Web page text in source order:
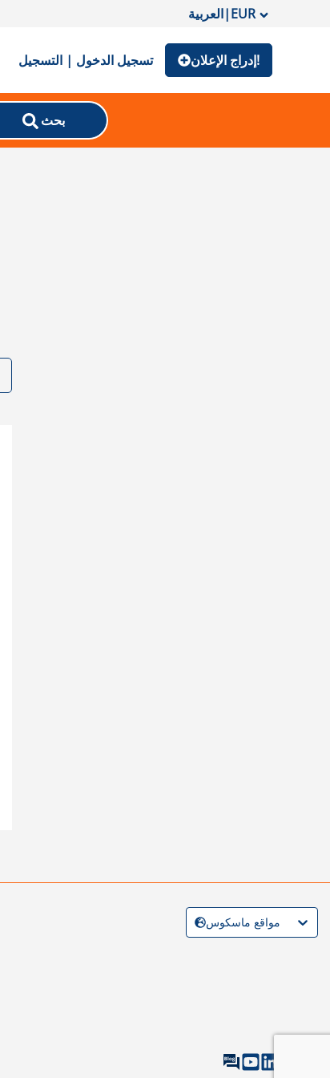
العربية|EUR
تسجيل الدخول | التسجيل إدراج الإعلان!
بحث
مواقع ماسكوس